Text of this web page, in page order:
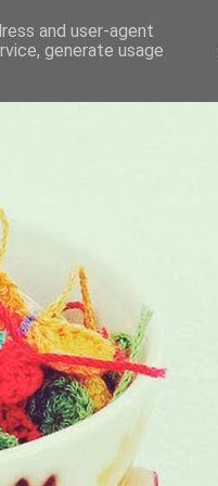
and user-agent
generate usage